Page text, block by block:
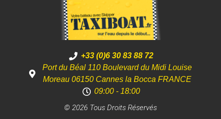
+33 (0)6 30 83 88 72
Port du Béal 110 Boulevard du Midi Louise
Moreau 06150 Cannes la Bocca FRANCE
09:00 - 18:00
© 2026 Tous Droits Réservés